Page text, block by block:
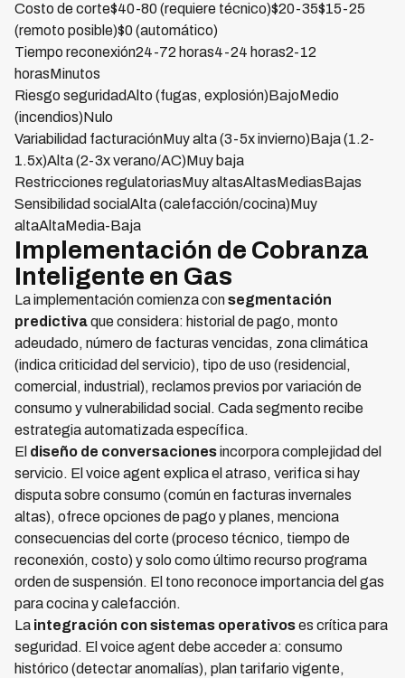
Costo de corte$40-80 (requiere técnico)$20-35$15-25
(remoto posible)$0 (automático)
Tiempo reconexión24-72 horas4-24 horas2-12
horasMinutos
Riesgo seguridadAlto (fugas, explosión)BajoMedio
(incendios)Nulo
Variabilidad facturaciónMuy alta (3-5x invierno)Baja (1.2-
1.5x)Alta (2-3x verano/AC)Muy baja
Restricciones regulatoriasMuy altasAltasMediasBajas
Sensibilidad socialAlta (calefacción/cocina)Muy
altaAltaMedia-Baja
Implementación de Cobranza
Inteligente en Gas
La implementación comienza consegmentación
predictivaque considera: historial de pago, monto
adeudado, número de facturas vencidas, zona climática
(indica criticidad del servicio), tipo de uso (residencial,
comercial, industrial), reclamos previos por variación de
consumo y vulnerabilidad social. Cada segmento recibe
estrategia automatizada específica.
El diseño de conversacionesincorpora complejidad del
servicio. El voice agent explica el atraso, verifica si hay
disputa sobre consumo (común en facturas invernales
altas), ofrece opciones de pago y planes, menciona
consecuencias del corte (proceso técnico, tiempo de
reconexión, costo) y solo como último recurso programa
orden de suspensión. El tono reconoce importancia del gas
para cocina y calefacción.
La integración con sistemas operativoses crítica para
seguridad. El voice agent debe acceder a: consumo
histórico (detectar anomalías), plan tarifario vigente,